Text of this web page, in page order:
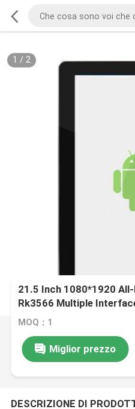
1 / 2
21.5 Inch 1080*1920
Rk3566 Multiple
MOQ：1
Miglior prezzo
DESCRIZIONE DI